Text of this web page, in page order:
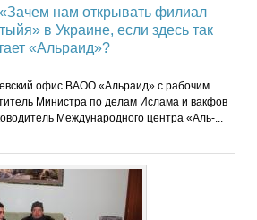
нам открывать филиал
в Украине, если здесь так
«Альраид»?
офис ВАОО «Альраид» с рабочим
Министра по делам Ислама и вакфов
Международного центра «Аль-...